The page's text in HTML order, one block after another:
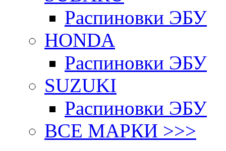
Распиновки ЭБУ
HONDA
Распиновки ЭБУ
SUZUKI
Распиновки ЭБУ
ВСЕ МАРКИ >>>